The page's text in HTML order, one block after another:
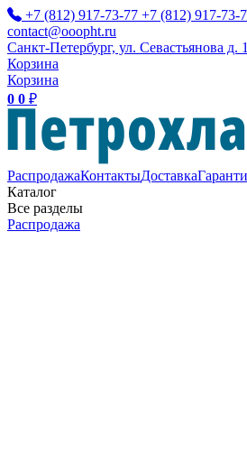
+7 (812) 917-73-77 +7 (812) 917-73-
contact@ooopht.ru
Санкт-Петербург, ул. Севастьянова
Корзина
Корзина
0 0 ₽
РаспродажаКонтактыДоставка
Каталог
Все разделы
Распродажа